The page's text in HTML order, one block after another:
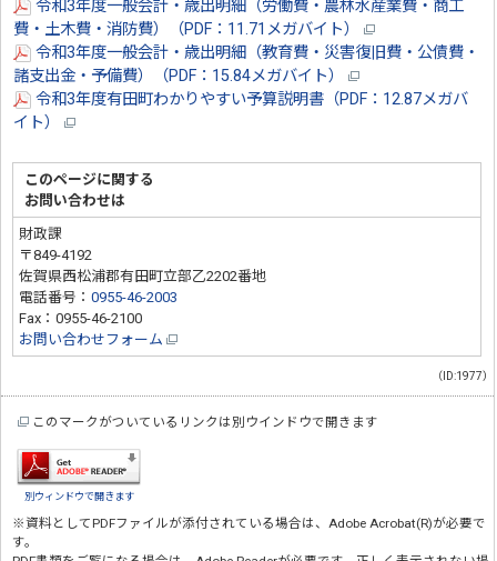
令和3年度一般会計・歳出明細（労働費・農林水産業費・商工
費・土木費・消防費）（PDF：11.71メガバイト）
令和3年度一般会計・歳出明細（教育費・災害復旧費・公債費・
諸支出金・予備費）（PDF：15.84メガバイト）
令和3年度有田町わかりやすい予算説明書（PDF：12.87メガバ
イト）
このページに関する
お問い合わせは
財政課
〒849-4192
佐賀県西松浦郡有田町立部乙2202番地
電話番号：0955-46-2003
Fax：0955-46-2100
お問い合わせフォーム
（ID:1977）
このマークがついているリンクは別ウインドウで開きます
別ウィンドウで開きます
※資料としてPDFファイルが添付されている場合は、 Adobe Acrobat(R)が必要で
す。